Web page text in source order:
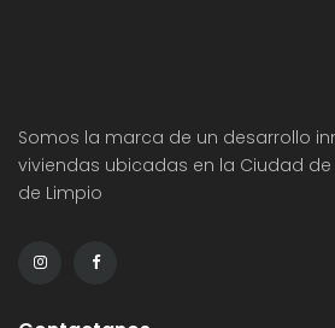
Somos la marca de un desarrollo
viviendas ubicadas en la Ciudad
de Limpio